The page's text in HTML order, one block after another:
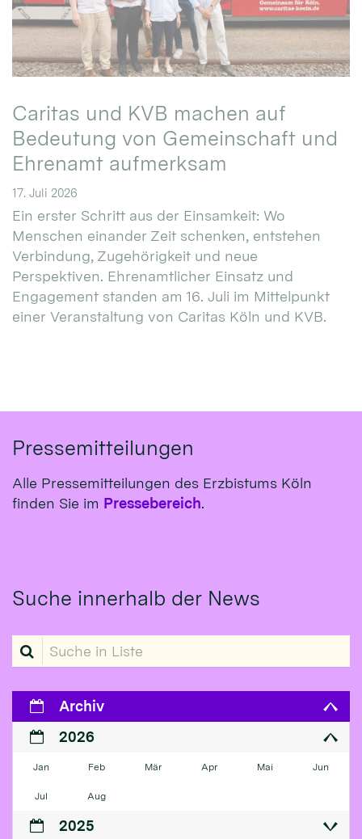
Caritas und KVB machen auf
Bedeutung von Gemeinschaft und
Ehrenamt aufmerksam
17. Juli 2026
Ein erster Schritt aus der Einsamkeit: Wo
Menschen einander Zeit schenken, entstehen
Verbindung, Zugehörigkeit und neue
Perspektiven. Ehrenamtlicher Einsatz und
Engagement standen am 16. Juli im Mittelpunkt
einer Veranstaltung von Caritas Köln und KVB.
Pressemitteilungen
Alle Pressemitteilungen des Erzbistums Köln
finden Sie im Pressebereich.
Suche innerhalb der News
Suche in Liste
Archiv
2026
Jan Feb Mär Apr Mai Jun
Jul Aug
2025